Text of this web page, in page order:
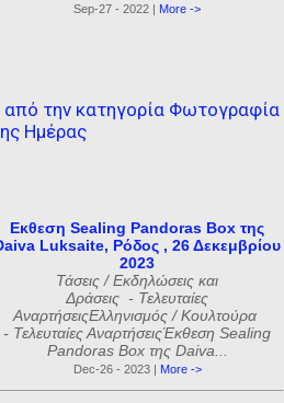
Sep-27 - 2022 | More ->
την κατηγορία Φωτογραφία
Ημέρας
Εκθεση Sealing Pandoras Box της
Luksaite, Ρόδος , 26 Δεκεμβρίου
2023
Τάσεις / Εκδηλώσεις και
Δράσεις - Τελευταίες
ΑναρτήσειςΕλληνισμός / Κουλτούρα
- Τελευταίες ΑναρτήσειςΈκθεση Sealing
Pandoras Box της Daiva...
Dec-26 - 2023 | More ->